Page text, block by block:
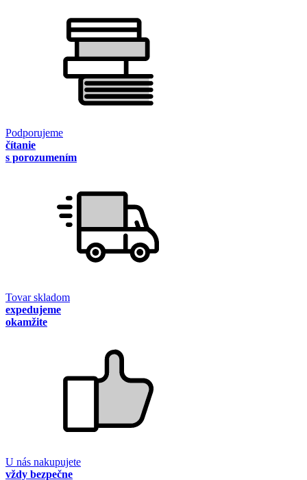
Podporujeme
čítanie
s porozumením
Tovar skladom
expedujeme
okamžite
U nás nakupujete
vždy bezpečne